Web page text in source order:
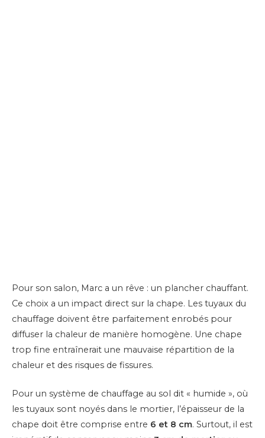
Pour son salon, Marc a un rêve : un plancher chauffant.
Ce choix a un impact direct sur la chape. Les tuyaux du
chauffage doivent être parfaitement enrobés pour
diffuser la chaleur de manière homogène. Une chape
trop fine entraînerait une mauvaise répartition de la
chaleur et des risques de fissures.
Pour un système de chauffage au sol dit « humide », où
les tuyaux sont noyés dans le mortier, l’épaisseur de la
chape doit être comprise entre 6 et 8 cm. Surtout, il est